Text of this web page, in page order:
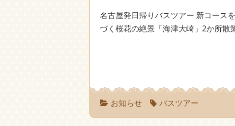
名古屋発日帰りバスツアー 新コース
づく桜花の絶景「海津大崎」2か所
お知らせ バスツアー